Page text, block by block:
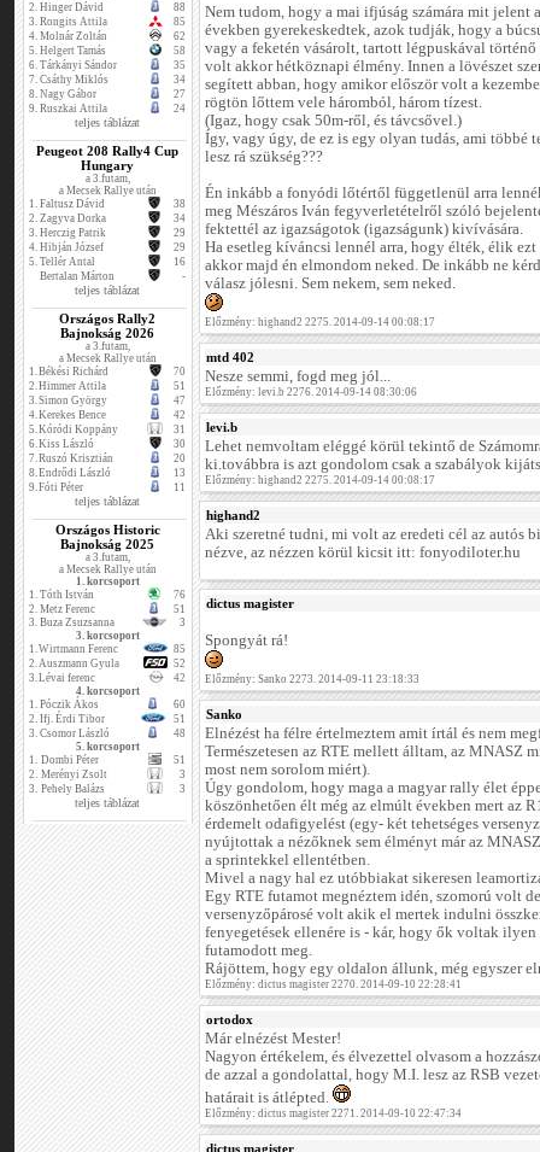
2. Hinger Dávid
88
3. Rongits Attila
85
4. Molnár Zoltán
62
5. Helgert Tamás
58
6. Tárkányi Sándor
35
7. Csáthy Miklós
34
8. Nagy Gábor
27
9. Ruszkai Attila 24
teljes táblázat
Peugeot 208 Rally4 Cup
Hungary
a 3.futam,
a Mecsek Rallye után
1. Faltusz Dávid
38
2. Zagyva Dorka
34
3. Herczig Patrik
29
4. Hibján József
29
5. Tellér Antal
16
Bertalan Márton
-
teljes táblázat
Országos Rally2
Bajnokság 2026
a 3.futam,
a Mecsek Rallye után
1.Békési Richárd
70
2.Himmer Attila
51
3.Simon György
47
4.Kerekes Bence
42
5.Kóródi Koppány
31
6.Kiss László
30
7.Ruszó Krisztián
20
8.Endrődi László
13
9.Fóti Péter 11
teljes táblázat
Országos Historic
Bajnokság 2025
a 3.futam,
a Mecsek Rallye után
1. korcsoport
1. Tóth István
76
2. Metz Ferenc
51
3. Buza Zsuzsanna
3
3. korcsoport
1.Wirtmann Ferenc
85
2.Auszmann Gyula
52
3.Lévai ferenc
42
4. korcsoport
1. Póczik Ákos
60
2. Ifj. Érdi Tibor
51
3. Csomor László
48
5. korcsoport
1. Dombi Péter
51
2. Merényi Zsolt
3
3. Pehely Balázs 3
teljes táblázat
Nem tudom, hogy a mai ifjúság számára mit jelent
években gyerekeskedtek, azok tudják, hogy a
vagy a feketén vásárolt, tartott légpuskával történő
volt akkor hétköznapi élmény. Innen a lövészet
segített abban, hogy amikor először volt a
rögtön lőttem vele háromból, három tízest.
(Igaz, hogy csak 50m-ről, és távcsővel.)
Így, vagy úgy, de ez is egy olyan tudás, ami többé
lesz rá szükség???
Én inkább a fonyódi lőtértől függetlenül arra
meg Mészáros Iván fegyverletételről szóló
fektettél az igazságotok (igazságunk) kivívására.
Ha esetleg kíváncsi lennél arra, hogy élték, élik
akkor majd én elmondom neked. De inkább ne
válasz jólesni. Sem nekem, sem neked.
Előzmény: highand2 2275. 2014-09-14 00:08:17
mtd 402
Nesze semmi, fogd meg jól...
Előzmény: levi.b 2276. 2014-09-14 08:30:06
levi.b
Lehet nemvoltam eléggé körül tekintő de
ki.továbbra is azt gondolom csak a szabályok
Előzmény: highand2 2275. 2014-09-14 00:08:17
highand2
Aki szeretné tudni, mi volt az eredeti cél az autós
nézve, az nézzen körül kicsit itt: fonyodiloter.hu
dictus magister
Spongyát rá!
Előzmény: Sanko 2273. 2014-09-11 23:18:33
Sanko
Elnézést ha félre értelmeztem amit írtál és nem
Természetesen az RTE mellett álltam, az MNASZ
most nem sorolom miért).
Úgy gondolom, hogy maga a magyar rally élet
köszönhetően élt még az elmúlt években mert az
érdemelt odafigyelést (egy- két tehetséges
nyújtottak a nézőknek sem élményt már az
a sprintekkel ellentétben.
Mivel a nagy hal ez utóbbiakat sikeresen
Egy RTE futamot megnéztem idén, szomorú volt
versenyzőpárosé volt akik el mertek indulni
fenyegetések ellenére is - kár, hogy ők voltak ilyen
futamodott meg.
Rájöttem, hogy egy oldalon állunk, még egyszer
Előzmény: dictus magister 2270. 2014-09-10 22:28:41
ortodox
Már elnézést Mester!
Nagyon értékelem, és élvezettel olvasom a
de azzal a gondolattal, hogy M.I. lesz az RSB
határait is átlépted.
Előzmény: dictus magister 2271. 2014-09-10 22:47:34
dictus magister